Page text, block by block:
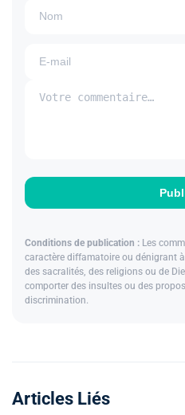
Conditions de publication : Les
caractère diffamatoire ou dénigrant
des sacralités, des religions ou de
comporter des insultes ou des
discrimination.
Articles Liés